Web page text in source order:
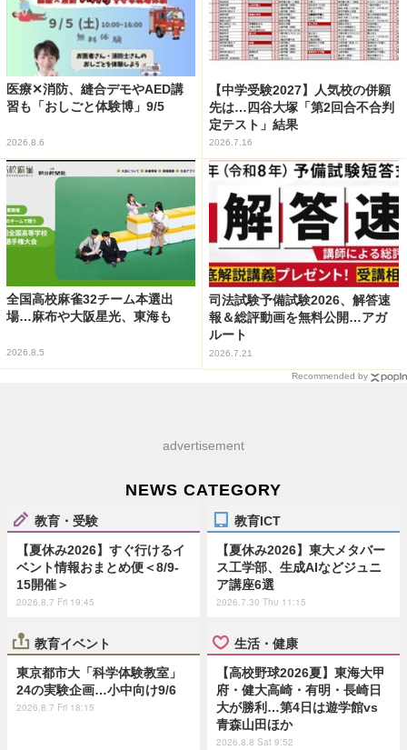
医療✕消防、縫合デモやAED講
習も「おしごと体験博」9/5
2026.8.6
【中学受験2027】人気校の併願
先は…四谷大塚「第2回合不合判
定テスト」結果
2026.7.16
全国高校麻雀32チーム本選出
場…麻布や大阪星光、東海も
2026.8.5
司法試験予備試験2026、解答速
報＆総評動画を無料公開…アガ
ルート
2026.7.21
Recommended by
advertisement
NEWS CATEGORY
教育・受験
【夏休み2026】すぐ行けるイ
ベント情報おまとめ便＜8/9-
15開催＞
2026.8.7 Fri 19:45
教育ICT
【夏休み2026】東大メタバー
ス工学部、生成AIなどジュニ
ア講座6選
2026.7.30 Thu 11:15
教育イベント
東京都市大「科学体験教室」
24の実験企画…小中向け9/6
2026.8.7 Fri 18:15
生活・健康
【高校野球2026夏】東海大甲
府・健大高崎・有明・長崎日
大が勝利…第4日は遊学館vs
青森山田ほか
2026.8.8 Sat 9:52